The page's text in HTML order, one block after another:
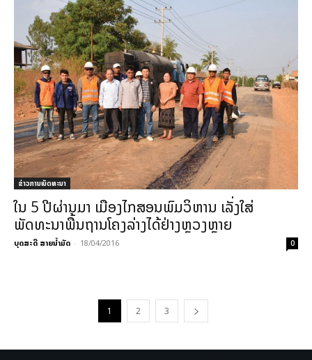
ຂ່າວການພັດທະນາ
ໃນ 5 ປີຜ່ານມາ ເມືອງໄກສອນພົມວິຫານ ເລັ່ງໃສ່
ພັດທະນາພື້ນຖານໂຄງລ່າງໄດ້ຢ່າງຫຼວງຫຼາຍ
ບຸດສະດີ ສາຍນ້ຳມັດ - 18/04/2016 0
1 2 3